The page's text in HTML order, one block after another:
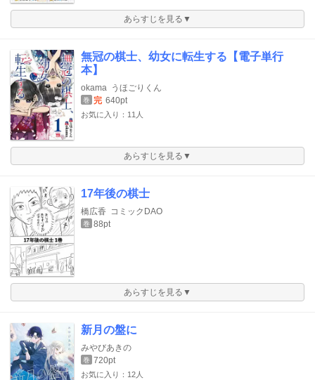
あらすじを見る▼
無冠の棋士、幼女に転生する【電子単行
本】
okama うほごりくん
巻 完 640pt
お気に入り：11人
あらすじを見る▼
17年後の棋士
橋広香 コミックDAO
巻 88pt
あらすじを見る▼
新月の盤に
みやびあきの
巻 720pt
お気に入り：12人